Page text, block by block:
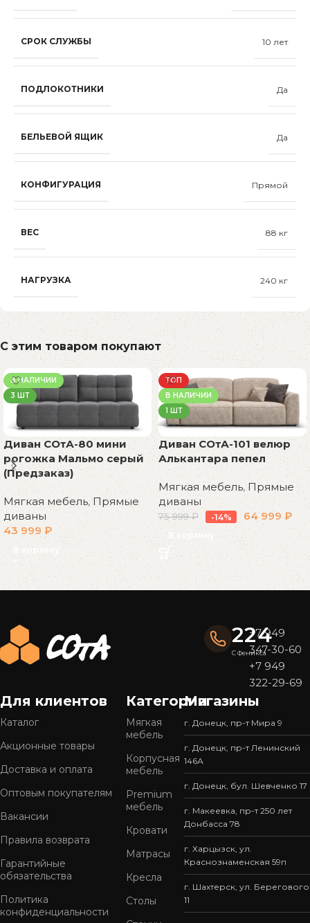
СРОК СЛУЖБЫ 10 лет
ПОДЛОКОТНИКИ Да
БЕЛЬЕВОЙ ЯЩИК Да
КОНФИГУРАЦИЯ Прямой
ВЕС 88 кг
НАГРУЗКА 240 кг
С этим товаром покупают
В НАЛИЧИИ
3 ШТ
Диван СОтА-80 мини
рогожка Мальмо серый
(Предзаказ)
Мягкая мебель,Прямые
диваны
43 999 ₽
В корзину
ТОП
В НАЛИЧИИ
1 ШТ
Диван СОтА-101 велюр
Алькантара пепел
Мягкая мебель,Прямые
диваны
75 999₽ -14% 64 999₽
В корзину
Read More
224
С Феникса
+7 949
347-30-60
+7 949
322-29-69
Для клиентов
Каталог
Акционные товары
Доставка и оплата
Оптовым покупателям
Вакансии
Правила возврата
Гарантийные
обязательства
Политика
конфиденциальности
Категории
Мягкая
мебель
Корпусная
мебель
Premium
мебель
Кровати
Матрасы
Кресла
Столы
Магазины
г. Донецк, пр-т Мира 9
г. Донецк, пр-т Ленинский
146А
г. Донецк, бул. Шевченко 17
г. Макеевка, пр-т 250 лет
Донбасса 78
г. Харцызск, ул.
Краснознаменская 59п
г. Шахтерск, ул. Берегового
11